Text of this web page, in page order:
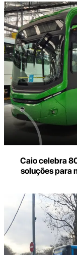
Caio celebra
soluções para